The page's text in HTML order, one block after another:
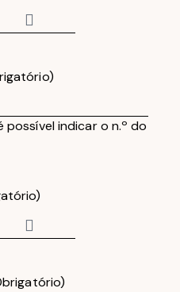
possível indicar o n.º do